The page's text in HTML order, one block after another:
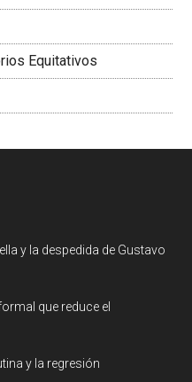
Equitativos
y la despedida de Gustavo
que reduce el
y la regresión